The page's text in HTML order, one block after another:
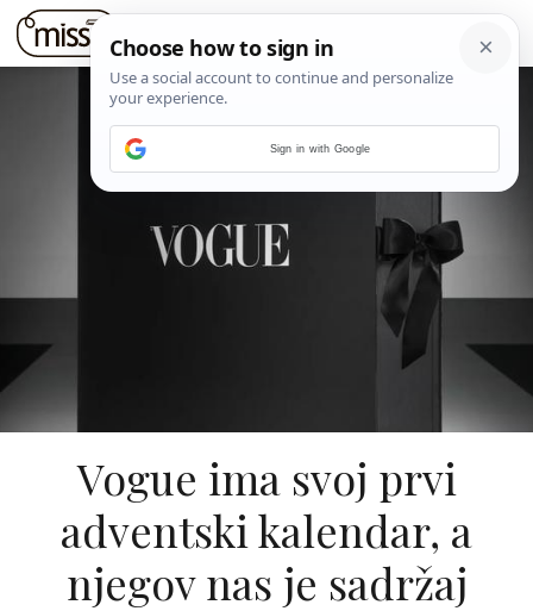
Vogue ima svoj prvi
adventski kalendar, a
njegov nas je sadržaj
Sign in with Google